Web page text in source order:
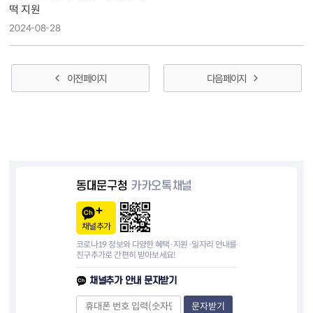
떡 지원
2024-08-28
이전 페이지 다음 페이지
동대문구청 카카오톡채널
채널추가
코로나19 정보와 다양한 혜택·지원·일자리 안내를
친구추가로 간편히 받아보세요!
채널추가 안내 문자받기
문자받기